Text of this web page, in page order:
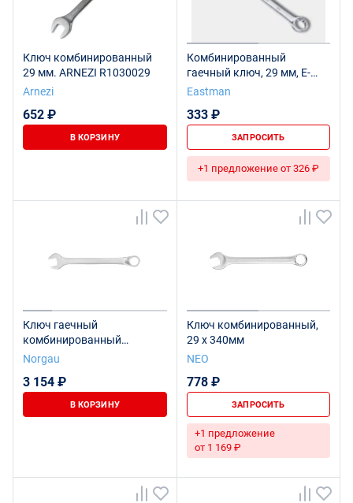
Ключ комбинированный
29 мм. ARNEZI R1030029
Arnezi
652 ₽
В КОРЗИНУ
Комбинированный
гаечный ключ, 29 мм, E-
2004
Eastman
333 ₽
ЗАПРОСИТЬ
+1 предложение от 326 ₽
Ключ гаечный
комбинированный
изогнутый NORGAU
Norgau
3 154 ₽
В КОРЗИНУ
Ключ комбинированный,
29 x 340мм
NEO
778 ₽
ЗАПРОСИТЬ
+1 предложение
от 1 169 ₽